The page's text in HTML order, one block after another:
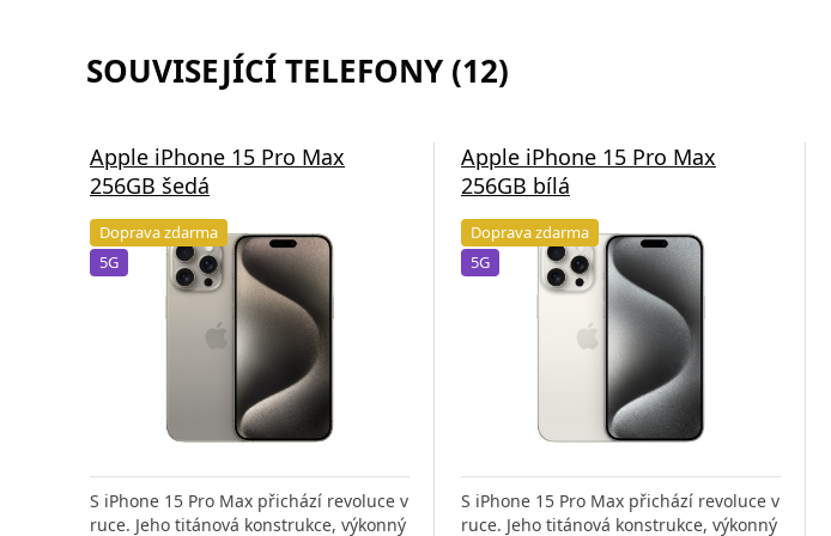
SOUVISEJÍCÍ TELEFONY (12)
Apple iPhone 15 Pro Max
256GB šedá
Doprava zdarma
5G
S iPhone 15 Pro Max přichází revoluce v
ruce. Jeho titánová konstrukce, výkonný
Apple iPhone 15 Pro Max
256GB bílá
Doprava zdarma
5G
S iPhone 15 Pro Max přichází revoluce v
ruce. Jeho titánová konstrukce, výkonný